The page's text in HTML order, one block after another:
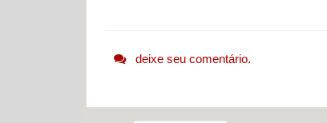
deixe seu comentário.